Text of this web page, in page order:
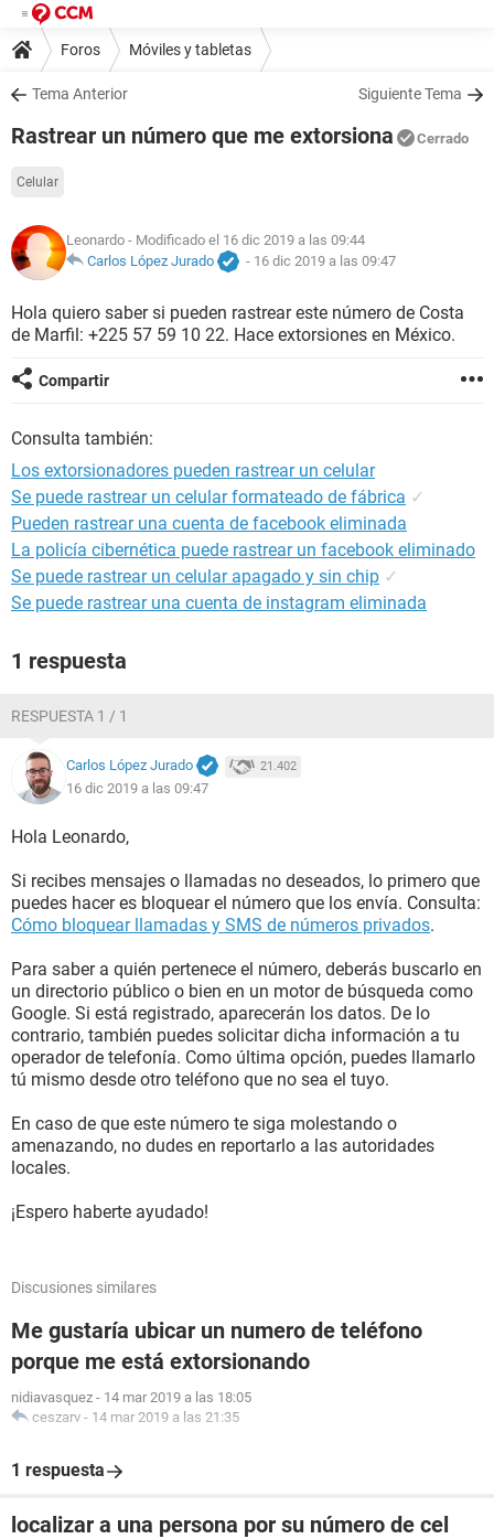
Foros Móviles y tabletas
Tema Anterior Siguiente Tema
Rastrear un número que me extorsiona Cerrado
Celular
Leonardo - Modificado el 16 dic 2019 a las 09:44
Carlos López Jurado
- 16 dic 2019 a las 09:47
Hola quiero saber si pueden rastrear este número de Costa
de Marfil: +225 57 59 10 22. Hace extorsiones en México.
Compartir
Consulta también:
Los extorsionadores pueden rastrear un celular
Se puede rastrear un celular formateado de fábrica ✓
Pueden rastrear una cuenta de facebook eliminada
La policía cibernética puede rastrear un facebook eliminado
Se puede rastrear un celular apagado y sin chip ✓
Se puede rastrear una cuenta de instagram eliminada
1 respuesta
RESPUESTA 1 / 1
Carlos López Jurado 21.402
16 dic 2019 a las 09:47
Hola Leonardo,
Si recibes mensajes o llamadas no deseados, lo primero que
puedes hacer es bloquear el número que los envía. Consulta:
Cómo bloquear llamadas y SMS de números privados.
Para saber a quién pertenece el número, deberás buscarlo en
un directorio público o bien en un motor de búsqueda como
Google. Si está registrado, aparecerán los datos. De lo
contrario, también puedes solicitar dicha información a tu
operador de telefonía. Como última opción, puedes llamarlo
tú mismo desde otro teléfono que no sea el tuyo.
En caso de que este número te siga molestando o
amenazando, no dudes en reportarlo a las autoridades
locales.
¡Espero haberte ayudado!
Discusiones similares
Me gustaría ubicar un numero de teléfono
porque me está extorsionando
nidiavasquez - 14 mar 2019 a las 18:05
ceszarv - 14 mar 2019 a las 21:35
1 respuesta
localizar a una persona por su número de cel